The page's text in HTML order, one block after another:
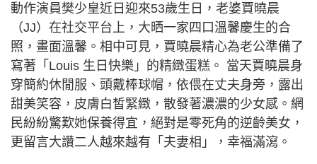
動作演員樊少皇近日迎來53歲生日，老婆賈曉晨
（JJ）在社交平台上，大晒一家四口溫馨慶生的合
照，畫面溫馨。相中可見，賈曉晨精心為老公準備了
寫著「Louis 生日快樂」的精緻蛋糕。 當天賈曉晨身
穿簡約休閒服、頭戴棒球帽，依偎在丈夫身旁，露出
甜美笑容，皮膚白皙緊緻，散發著濃濃的少女感。網
民紛紛驚歎她保養得宜，絕對是零死角的逆齡美女，
更留言大讚二人越來越有「夫妻相」，幸福滿瀉。